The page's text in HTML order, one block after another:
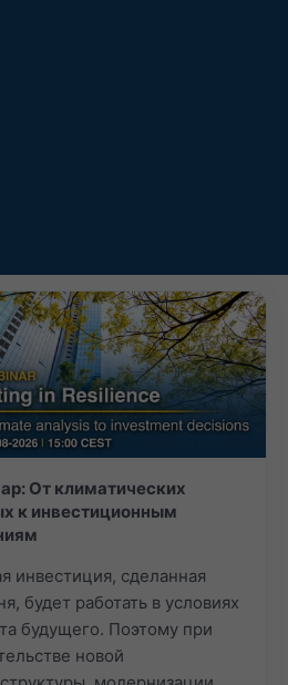
От климатических
к инвестиционным
инвестиция, сделанная
будет работать в условиях
будущего. Поэтому при
новой